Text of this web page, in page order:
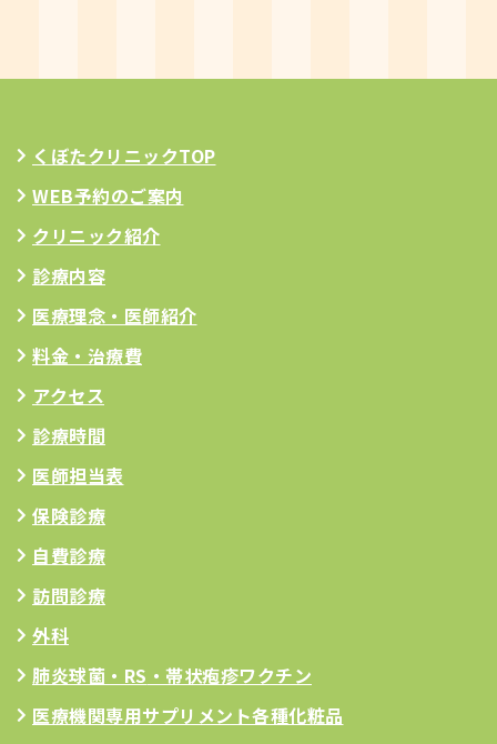
くぼたクリニックTOP
WEB予約のご案内
クリニック紹介
診療内容
医療理念 ・医師紹介
料金・治療費
アクセス
診療時間
医師担当表
保険診療
自費診療
訪問診療
外科
肺炎球菌・RS ・帯状疱疹ワクチン
医療機関専用サプリメント各種化粧品